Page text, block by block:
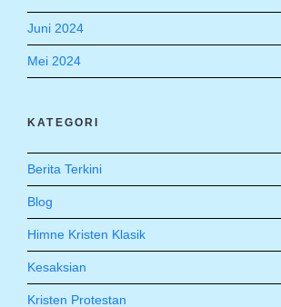
Juni 2024
Mei 2024
KATEGORI
Berita Terkini
Blog
Himne Kristen Klasik
Kesaksian
Kristen Protestan